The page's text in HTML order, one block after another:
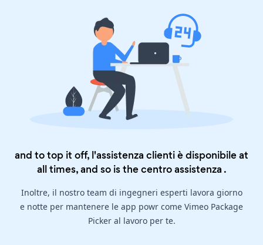
and to top it off, l'assistenza clienti è disponibile at
all times, and so is thecentro assistenza .
Inoltre, il nostro team di ingegneri esperti lavora giorno
e notte per mantenere le app powr come Vimeo Package
Picker al lavoro per te.